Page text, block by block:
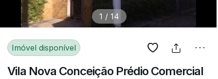
1 / 14
Imóvel disponível
Vila Nova Conceição Prédio Comercial